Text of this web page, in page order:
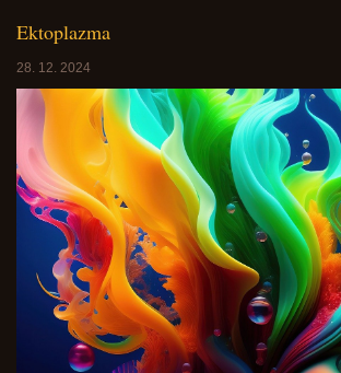
Ektoplazma
28. 12. 2024